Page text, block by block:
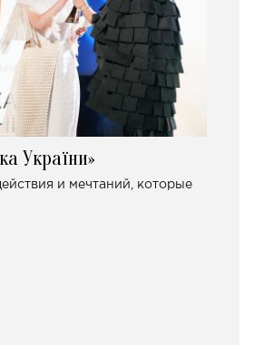
України»
и мечтаний, которые